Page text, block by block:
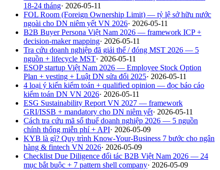
18-24 tháng· 2026-05-11
FOL Room (Foreign Ownership Limit) — tỷ lệ sở hữu nước
ngoài cho DN niêm yết VN 2026· 2026-05-11
B2B Buyer Persona Việt Nam 2026 — framework ICP +
decision-maker mapping· 2026-05-11
Tra cứu doanh nghiệp đã giải thể / đóng MST 2026 — 5
nguồn + lifecycle MST· 2026-05-11
ESOP startup Việt Nam 2026 — Employee Stock Option
Plan + vesting + Luật DN sửa đổi 2025· 2026-05-11
4 loại ý kiến kiểm toán + qualified opinion — đọc báo cáo
kiểm toán DN VN 2026· 2026-05-11
ESG Sustainability Report VN 2027 — framework
GRI/ISSB + mandatory cho DN niêm yết· 2026-05-11
Cách tra cứu mã số thuế doanh nghiệp 2026 — 5 nguồn
chính thống miễn phí + API· 2026-05-09
KYB là gì? Quy trình Know-Your-Business 7 bước cho ngân
hàng & fintech VN 2026· 2026-05-09
Checklist Due Diligence đối tác B2B Việt Nam 2026 — 24
mục bắt buộc + 7 pattern shell company· 2026-05-09